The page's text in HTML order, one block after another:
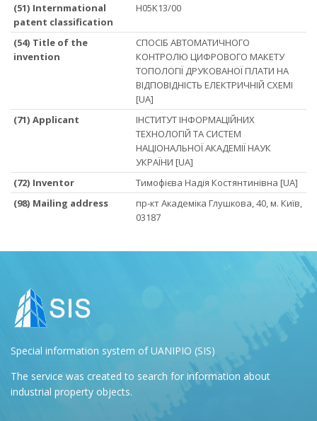
(51) Internmational
patent classification
H05K13/00
(54) Title of the
invention
СПОСІБ АВТОМАТИЧНОГО
КОНТРОЛЮ ЦИФРОВОГО МАКЕТУ
ТОПОЛОГІЇ ДРУКОВАНОЇ ПЛАТИ НА
ВІДПОВІДНІСТЬ ЕЛЕКТРИЧНІЙ СХЕМІ
[UA]
(71) Applicant
ІНСТИТУТ ІНФОРМАЦІЙНИХ
ТЕХНОЛОГІЙ ТА СИСТЕМ
НАЦІОНАЛЬНОЇ АКАДЕМІЇ НАУК
УКРАЇНИ [UA]
(72) Inventor
Тимофієва Надія Костянтинівна [UA]
(98) Mailing address
пр-кт Академіка Глушкова, 40, м. Київ,
03187
Special information system of UANIPIO (SIS)
The service was created to search for information about
industrial property objects.